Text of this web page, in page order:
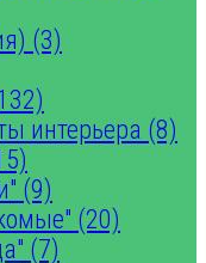
(3)
интерьера (8)
(9)
(20)
(7)